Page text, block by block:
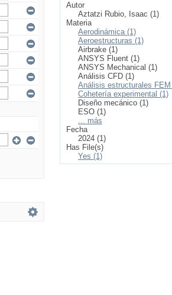
Autor
Aztatzi Rubio, Isaac (1)
Materia
Aerodinámica (1)
Aeroestructuras (1)
Airbrake (1)
ANSYS Fluent (1)
ANSYS Mechanical (1)
Análisis CFD (1)
Análisis estructurales FEM
Cohetería experimental (1)
Diseño mecánico (1)
ESO (1)
... más
Fecha
2024 (1)
Has File(s)
Yes (1)